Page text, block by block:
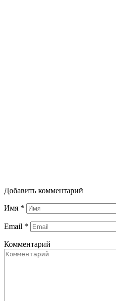
Добавить комментарий
Имя *
Email *
Комментарий